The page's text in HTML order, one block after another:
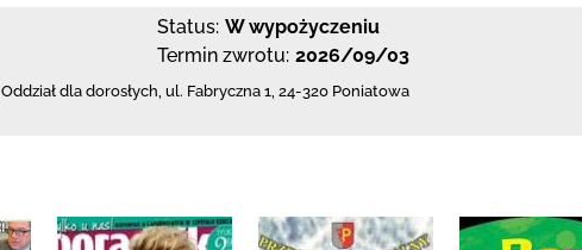
Status: W wypożyczeniu
Termin zwrotu: 2026/09/03
Oddział dla dorosłych, ul. Fabryczna 1, 24-320 Poniatowa